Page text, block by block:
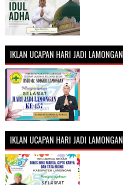
IKLAN UCAPAN HARI JADI LAMONGAN
IKLAN UCAPAN HARI JADI LAMONGAN